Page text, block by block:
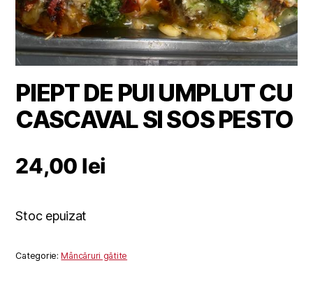
PIEPT DE PUI UMPLUT CU
CASCAVAL SI SOS PESTO
24,00 lei
Stoc epuizat
Categorie:Mâncăruri gătite